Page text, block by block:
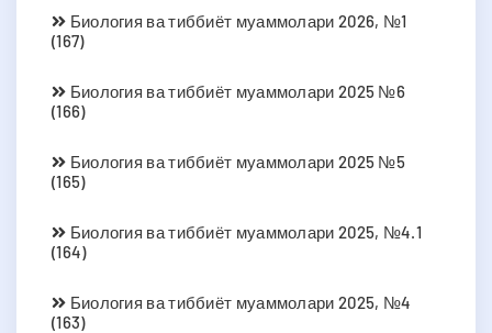
Биология ва тиббиёт муаммолари 2026, №1
(167)
Биология ва тиббиёт муаммолари 2025 №6
(166)
Биология ва тиббиёт муаммолари 2025 №5
(165)
Биология ва тиббиёт муаммолари 2025, №4.1
(164)
Биология ва тиббиёт муаммолари 2025, №4
(163)